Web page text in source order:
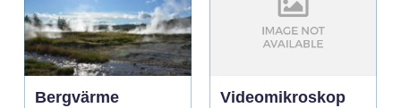
Bergvärme
Videomikroskop